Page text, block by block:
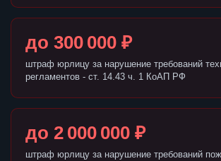
до 300 000 ₽
штраф юрлицу за нарушение требований
регламентов - ст. 14.43 ч. 1 КоАП РФ
до 2 000 000 ₽
штраф юрлицу за нарушение требований